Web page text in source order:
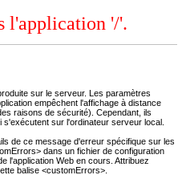
l'application '/'.
sur le serveur. Les paramètres
empêchent l'affichage à distance
raisons de sécurité). Cependant, ils
sur l'ordinateur serveur local.
de ce message d'erreur spécifique sur les
dans un fichier de configuration
l'application Web en cours. Attribuez
balise <customErrors>.